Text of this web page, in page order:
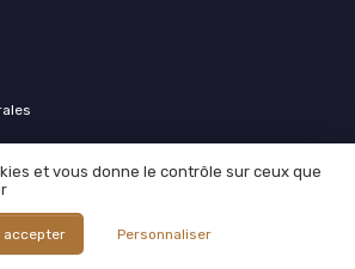
décoratifs
et vous donne le contrôle sur ceux que
accepter Personnaliser